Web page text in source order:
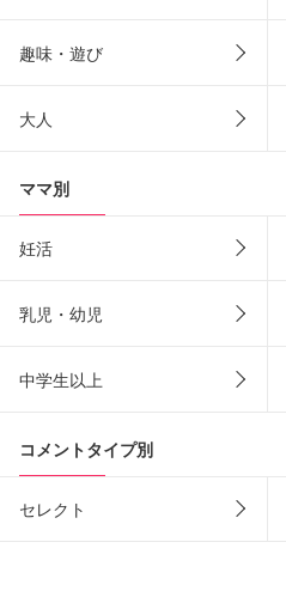
趣味・遊び
大人
ママ別
妊活
乳児・幼児
中学生以上
コメントタイプ別
セレクト